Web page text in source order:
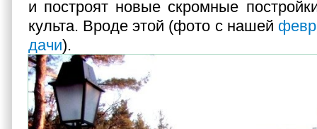
и построят новые скромные
культа. Вроде этой (фото с нашей
дачи).